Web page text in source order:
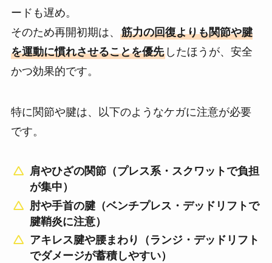
ードも遅め。
そのため再開初期は、 筋力の回復よりも関節や腱
を運動に慣れさせることを優先したほうが、安全
かつ効果的です。
特に関節や腱は、以下のようなケガに注意が必要
です。
肩やひざの関節（プレス系・スクワットで負担
が集中）
肘や手首の腱（ベンチプレス・デッドリフトで
腱鞘炎に注意）
アキレス腱や腰まわり（ランジ・デッドリフト
でダメージが蓄積しやすい）